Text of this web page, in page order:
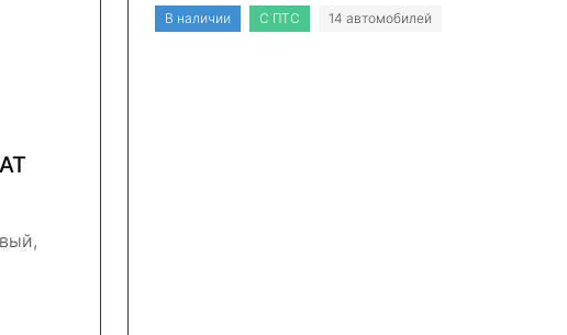
В наличии С ПТС 14 автомобилей